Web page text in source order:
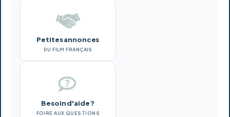
Petites annonces
DU FILM FRANÇAIS
Besoin d'aide ?
FOIRE AUX QUESTIONS